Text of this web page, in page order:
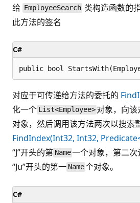
给 EmployeeSearch 类构造函数的
此方法的签名
C#
对应于可传递给方法的委托的
化一个 List<Employee> 对象，向
对象，然后调用该方法两次以搜索
FindIndex(Int32, Int32,
“J”开头的第 Name一个对象，第二次
“Ju”开头的第一 Name个对象。
C#